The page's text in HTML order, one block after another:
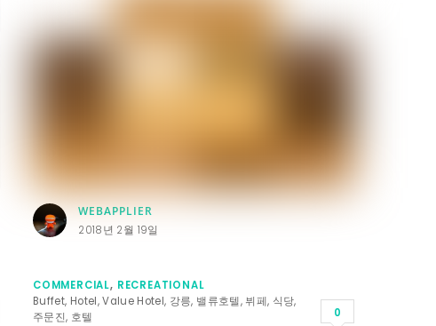
WEBAPPLIER
2018년 2월 19일
COMMERCIAL, RECREATIONAL
Buffet, Hotel,Value Hotel, 강릉, 밸류호텔, 뷔페, 식당,
주문진, 호텔 0